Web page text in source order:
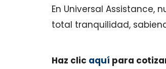
En Universal
total tranquilidad,
Haz clic aquí para